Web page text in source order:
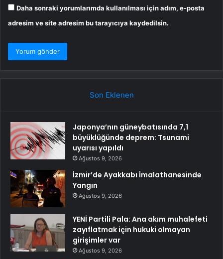
Daha sonraki yorumlarımda kullanılması için adım, e-posta
adresim ve site adresim bu tarayıcıya kaydedilsin.
Son Eklenen
Japonya’nın güneybatısında 7,1
büyüklüğünde deprem: Tsunami
uyarısı yapıldı
Ağustos 9, 2026
İzmir’de Ayakkabı İmalathanesinde
Yangın
Ağustos 9, 2026
YENİ Partili Pala: Ana akım muhalefeti
zayıflatmak için hukuki olmayan
girişimler var
Ağustos 9, 2026